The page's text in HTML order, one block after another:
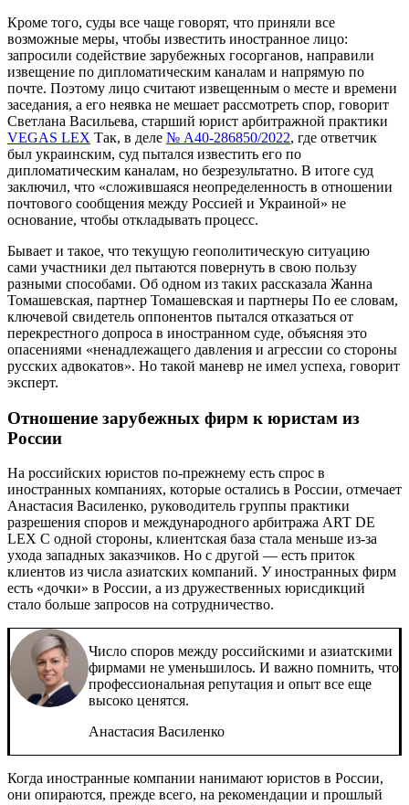
Кроме того, суды все чаще говорят, что приняли все
возможные меры, чтобы известить иностранное лицо:
запросили содействие зарубежных госорганов, направили
извещение по дипломатическим каналам и напрямую по
почте. Поэтому лицо считают извещенным о месте и времени
заседания, а его неявка не мешает рассмотреть спор, говорит
Светлана Васильева, старший юрист арбитражной практики
VEGAS LEX Так, в деле № А40-286850/2022, где ответчик
был украинским, суд пытался известить его по
дипломатическим каналам, но безрезультатно. В итоге суд
заключил, что «сложившаяся неопределенность в отношении
почтового сообщения между Россией и Украиной» не
основание, чтобы откладывать процесс.
Бывает и такое, что текущую геополитическую ситуацию
сами участники дел пытаются повернуть в свою пользу
разными способами. Об одном из таких рассказала Жанна
Томашевская, партнер Томашевская и партнеры По ее словам,
ключевой свидетель оппонентов пытался отказаться от
перекрестного допроса в иностранном суде, объясняя это
опасениями «ненадлежащего давления и агрессии со стороны
русских адвокатов». Но такой маневр не имел успеха, говорит
эксперт.
Отношение зарубежных фирм к юристам из
России
На российских юристов по-прежнему есть спрос в
иностранных компаниях, которые остались в России, отмечает
Анастасия Василенко, руководитель группы практики
разрешения споров и международного арбитража ART DE
LEX С одной стороны, клиентская база стала меньше из-за
ухода западных заказчиков. Но с другой — есть приток
клиентов из числа азиатских компаний. У иностранных фирм
есть «дочки» в России, а из дружественных юрисдикций
стало больше запросов на сотрудничество.
Число споров между российскими и азиатскими
фирмами не уменьшилось. И важно помнить, что
профессиональная репутация и опыт все еще
высоко ценятся.
Анастасия Василенко
Когда иностранные компании нанимают юристов в России,
они опираются, прежде всего, на рекомендации и прошлый